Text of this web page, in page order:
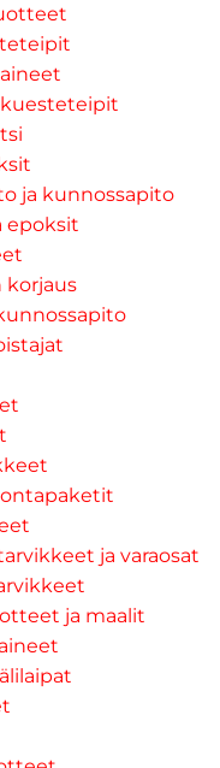
ja kunnossapito
epoksit
korjaus
ja varaosat
ja maalit